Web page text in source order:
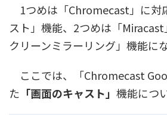
1つめは「Chromecast」に対
スト」機能、2つめは「
クリーンミラーリング」機能に
ここでは、「Chromecast
た 「画面のキャスト」 機能につ